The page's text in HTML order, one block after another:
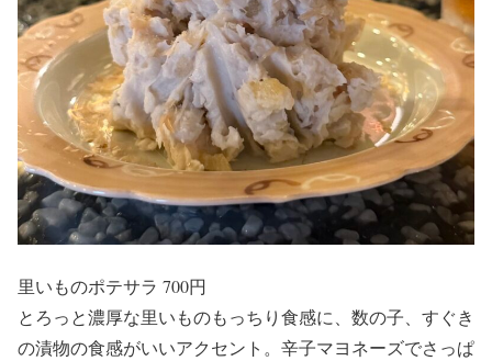
里いものポテサラ 700円
とろっと濃厚な里いものもっちり食感に、数の子、すぐき
の漬物の食感がいいアクセント。辛子マヨネーズでさっぱ